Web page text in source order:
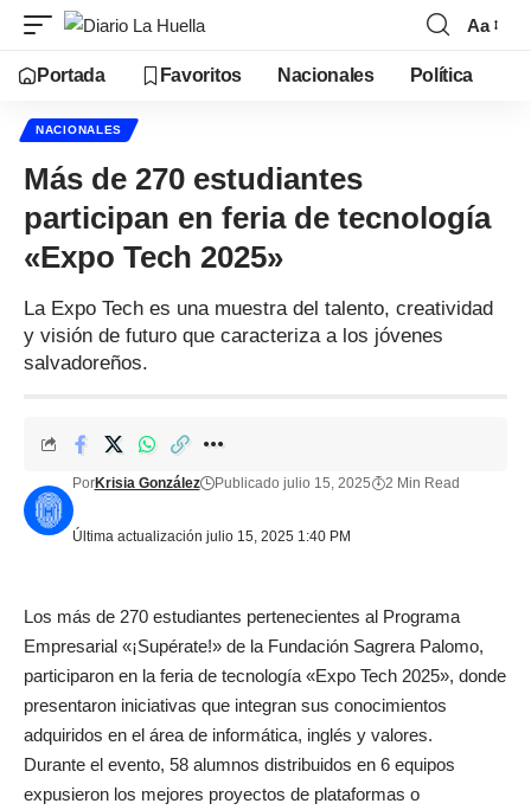
Aa
Portada Favoritos Nacionales Política
NACIONALES
Más de 270 estudiantes
participan en feria de tecnología
«Expo Tech 2025»
La Expo Tech es una muestra del talento, creatividad
y visión de futuro que caracteriza a los jóvenes
salvadoreños.
Última actualización julio 15, 2025 1:40 PM
PorKrisia González Publicado julio 15, 2025 2 Min Read
Los más de 270 estudiantes pertenecientes al Programa
Empresarial «¡Supérate!» de la Fundación Sagrera Palomo,
participaron en la feria de tecnología «Expo Tech 2025», donde
presentaron iniciativas que integran sus conocimientos
adquiridos en el área de informática, inglés y valores.
Durante el evento, 58 alumnos distribuidos en 6 equipos
expusieron los mejores proyectos de plataformas o